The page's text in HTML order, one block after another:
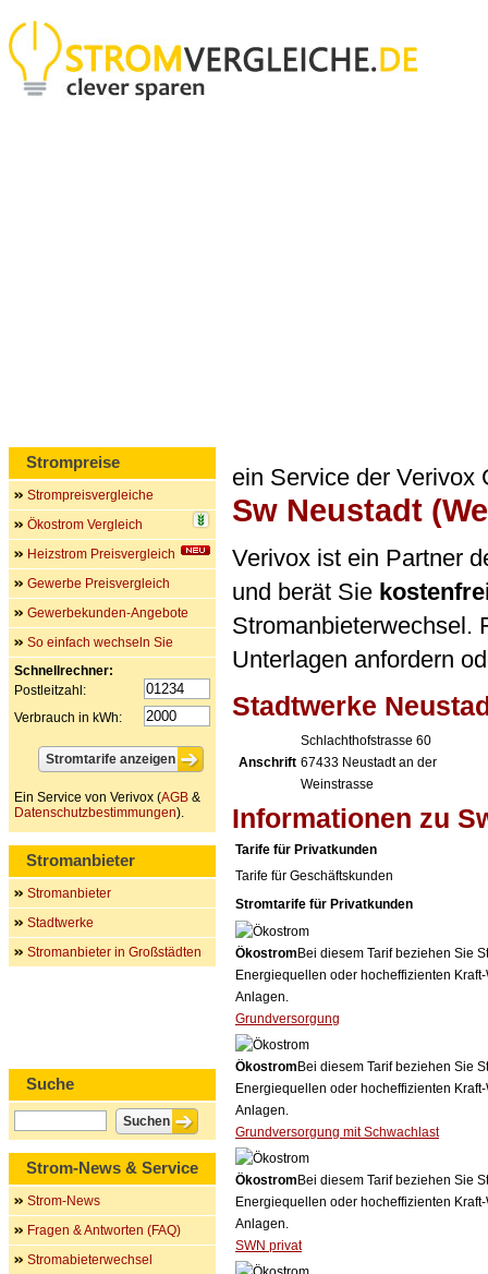
ein Service der Verivox
Sw Neustadt
Verivox ist ein Partner
und berät Sie
Stromanbieterwechsel.
Unterlagen anfordern
Stadtwerke
Anschrift
Schlachthofstrasse 60
67433 Neustadt an der
Weinstrasse
Informationen zu
Tarife für Privatkunden
Tarife für Geschäftskunden
Stromtarife für Privatkunden
Ökostrom Bei diesem Tarif beziehen Sie
Energiequellen oder hocheffizienten
Anlagen.
Grundversorgung
Ökostrom Bei diesem Tarif beziehen Sie
Energiequellen oder hocheffizienten
Anlagen.
Grundversorgung mit Schwachlast
Ökostrom Bei diesem Tarif beziehen Sie
Energiequellen oder hocheffizienten
Anlagen.
SWN privat
Strompreise
Strompreisvergleiche
Ökostrom Vergleich
Heizstrom Preisvergleich
Gewerbe Preisvergleich
Gewerbekunden-Angebote
So einfach wechseln Sie
Schnellrechner:
Postleitzahl:
Verbrauch in kWh:
Ein Service von Verivox (AGB &
Datenschutzbestimmungen).
Stromanbieter
Stromanbieter
Stadtwerke
Stromanbieter in Großstädten
Suche
Strom-News & Service
Strom-News
Fragen & Antworten (FAQ)
Stromabieterwechsel